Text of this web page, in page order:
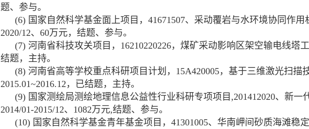
题、参与。
(6) 国家自然科学基金面上项目， 41671507、采动覆岩与水环境协同作用
2020/12、 60万元，结题、参与。
(7) 河南省科技攻关项目， 16210220226，煤矿采动影响区架空输电线塔
结题，主持。
(8) 河南省高等学校重点科研项目计划， 15A420005，基于三维激光扫描
2015.01~2016.12 ，已结题，主持。
(9) 国家测绘局测绘地理信息公益性行业科研专项项目 ,201412020、新一
2014/01-2015/12、 1082万元,结题、参与。
(10) 国家自然科学基金青年基金项目， 41301005、华南岬间砂质海滩稳定